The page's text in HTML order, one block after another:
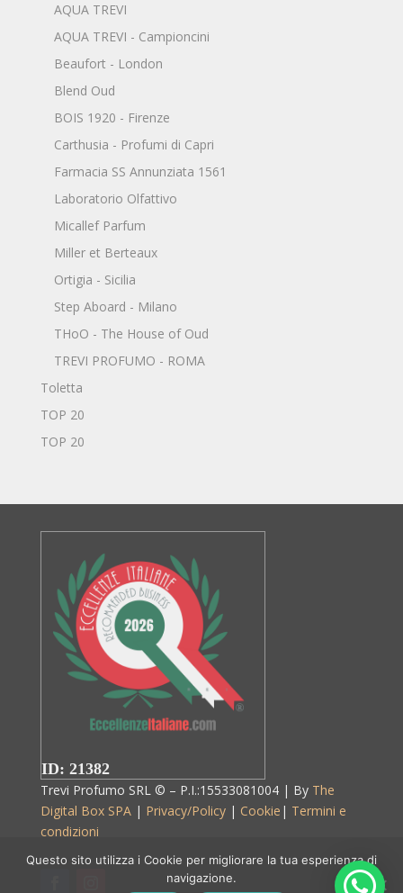
AQUA TREVI
AQUA TREVI - Campioncini
Beaufort - London
Blend Oud
BOIS 1920 - Firenze
Carthusia - Profumi di Capri
Farmacia SS Annunziata 1561
Laboratorio Olfattivo
Micallef Parfum
Miller et Berteaux
Ortigia - Sicilia
Step Aboard - Milano
THoO - The House of Oud
TREVI PROFUMO - ROMA
Toletta
TOP 20
TOP 20
ID: 21382
Trevi Profumo SRL © – P.I.:15533081004 | By The
Digital Box SPA| Privacy/Policy| Cookie | Termini e
condizioni
Questo sito utilizza i Cookie per migliorare la tua esperienza di
navigazione.